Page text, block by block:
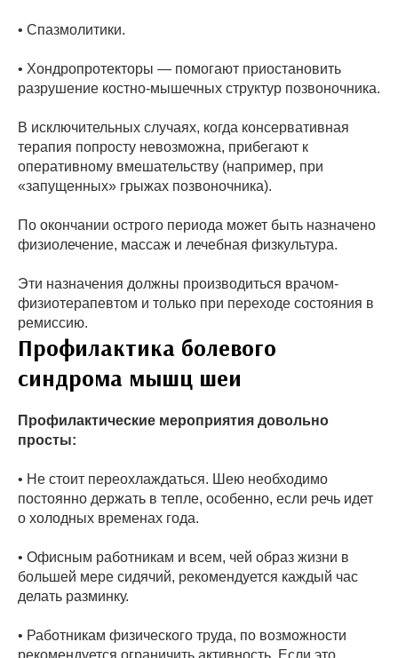
• Спазмолитики.
• Хондропротекторы — помогают приостановить
разрушение костно-мышечных структур позвоночника.
В исключительных случаях, когда консервативная
терапия попросту невозможна, прибегают к
оперативному вмешательству (например, при
«запущенных» грыжах позвоночника).
По окончании острого периода может быть назначено
физиолечение, массаж и лечебная физкультура.
Эти назначения должны производиться врачом-
физиотерапевтом и только при переходе состояния в
ремиссию.
Профилактика болевого
синдрома мышц шеи
Профилактические мероприятия довольно
просты:
• Не стоит переохлаждаться. Шею необходимо
постоянно держать в тепле, особенно, если речь идет
о холодных временах года.
• Офисным работникам и всем, чей образ жизни в
большей мере сидячий, рекомендуется каждый час
делать разминку.
• Работникам физического труда, по возможности